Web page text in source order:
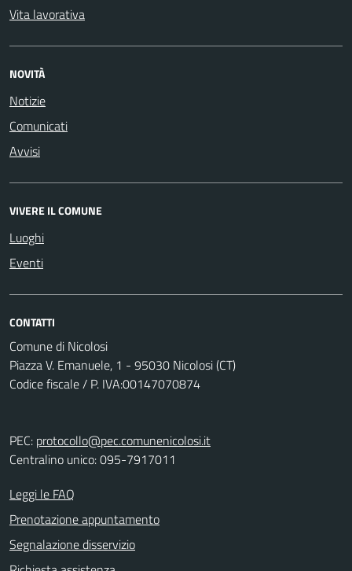
Vita lavorativa
NOVITÀ
Notizie
Comunicati
Avvisi
VIVERE IL COMUNE
Luoghi
Eventi
CONTATTI
Comune di Nicolosi
Piazza V. Emanuele, 1 - 95030 Nicolosi (CT)
Codice fiscale / P. IVA:00147070874
PEC: protocollo@pec.comunenicolosi.it
Centralino unico: 095-7917011
Leggi le FAQ
Prenotazione appuntamento
Segnalazione disservizio